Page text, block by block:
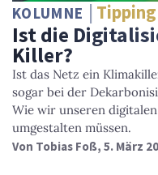
KOLUMNE
Ist die
Killer?
Ist das Netz ein
sogar bei der
Wie wir unseren
umgestalten müssen.
Von Tobias Foß, 5. März